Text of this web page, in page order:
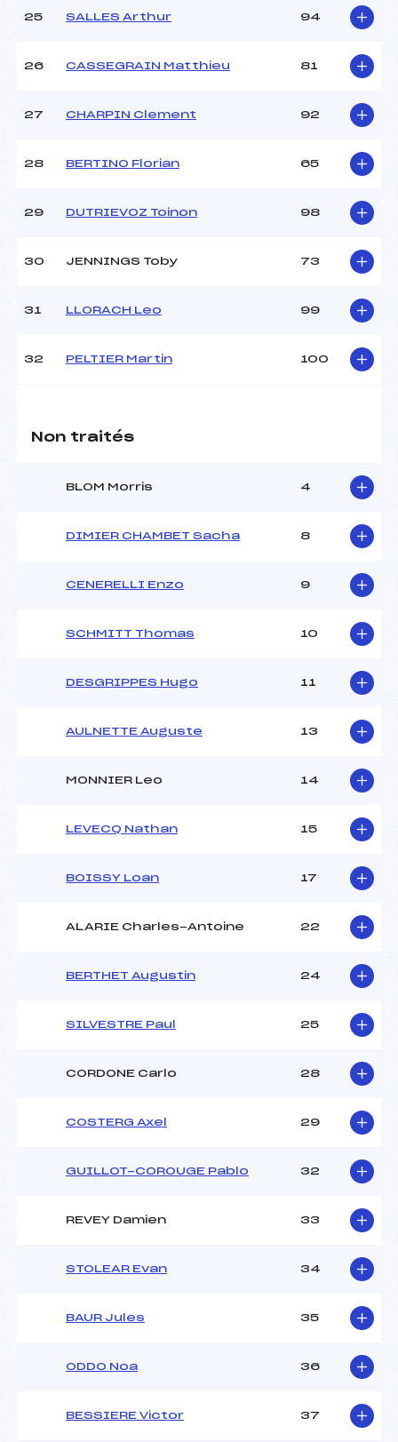
25 SALLES Arthur 94
26 CASSEGRAIN Matthieu 81
27 CHARPIN Clement 92
28 BERTINO Florian 65
29 DUTRIEVOZ Toinon 98
30 JENNINGS Toby 73
31 LLORACH Leo 99
32 PELTIER Martin 100
Non traités
BLOM Morris 4
DIMIER CHAMBET Sacha 8
CENERELLI Enzo 9
SCHMITT Thomas 10
DESGRIPPES Hugo 11
AULNETTE Auguste 13
MONNIER Leo 14
LEVECQ Nathan 15
BOISSY Loan 17
ALARIE Charles-Antoine 22
BERTHET Augustin 24
SILVESTRE Paul 25
CORDONE Carlo 28
COSTERG Axel 29
GUILLOT-COROUGE Pablo 32
REVEY Damien 33
STOLEAR Evan 34
BAUR Jules 35
ODDO Noa 36
BESSIERE Victor 37